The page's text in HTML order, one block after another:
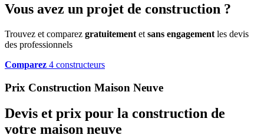
Vous avez un projet de construction ?
Trouvez et comparez gratuitement et sans engagement les devis
des professionnels
Comparez 4 constructeurs
Prix Construction Maison Neuve
Devis et prix pour la construction de
votre maison neuve